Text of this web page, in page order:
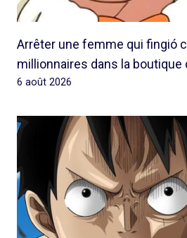
Arrêter une femme qui fingió
millionnaires dans la boutique
6 août 2026